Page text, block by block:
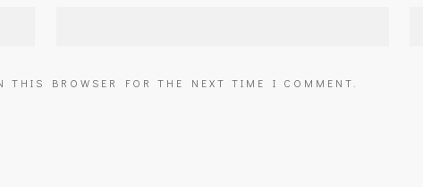
BROWSER FOR THE NEXT TIME I COMMENT.